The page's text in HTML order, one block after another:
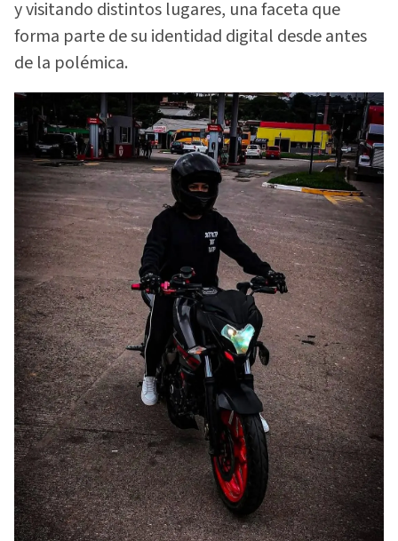
y visitando distintos lugares, una faceta que
forma parte de su identidad digital desde antes
de la polémica.